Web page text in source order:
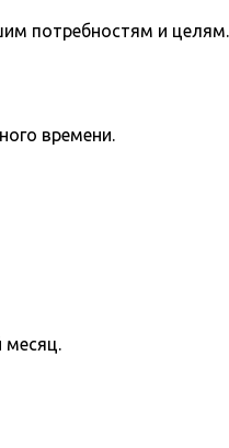
потребностям и целям.
времени.
месяц.